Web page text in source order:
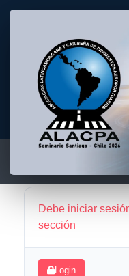
Debe iniciar
sección
Login